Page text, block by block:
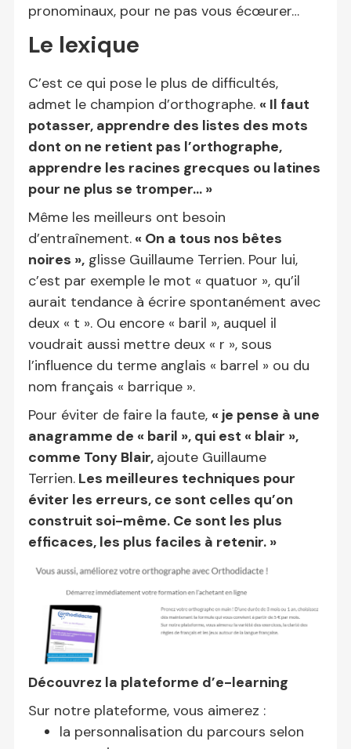
pronominaux, pour ne pas vous écœurer…
Le lexique
C’est ce qui pose le plus de difficultés,
admet le champion d’orthographe. « Il faut
potasser, apprendre des listes des mots
dont on ne retient pas l’orthographe,
apprendre les racines grecques ou latines
pour ne plus se tromper… »
Même les meilleurs ont besoin
d’entraînement. « On a tous nos bêtes
noires », glisse Guillaume Terrien. Pour lui,
c’est par exemple le mot « quatuor », qu’il
aurait tendance à écrire spontanément avec
deux « t ». Ou encore « baril », auquel il
voudrait aussi mettre deux « r », sous
l’influence du terme anglais « barrel » ou du
nom français « barrique ».
Pour éviter de faire la faute, « je pense à une
anagramme de « baril », qui est « blair »,
comme Tony Blair, ajoute Guillaume
Terrien. Les meilleures techniques pour
éviter les erreurs, ce sont celles qu’on
construit soi-même. Ce sont les plus
efficaces, les plus faciles à retenir. »
Découvrez la plateforme d’e-learning
Sur notre plateforme, vous aimerez :
la personnalisation du parcours selon